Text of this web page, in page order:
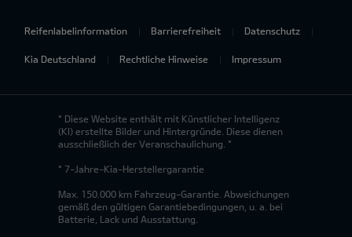
Reifenlabelinformation Barrierefreiheit Datenschutz
Kia Deutschland Rechtliche Hinweise Impressum
* Diese Website enthält mit Künstlicher Intelligenz
(KI) erstellte Bilder und Hintergründe. Diese dienen
ausschließlich der Veranschaulichung. *
* 7-Jahre-Kia-Herstellergarantie
Max. 150.000 km Fahrzeug-Garantie. Abweichungen
gemäß den gültigen Garantiebedingungen, u. a. bei
Batterie, Lack und Ausstattung.